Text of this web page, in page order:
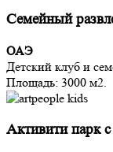
Семейный
ОАЭ
Детский клуб и
Площадь: 3000 м2.
Активити парк